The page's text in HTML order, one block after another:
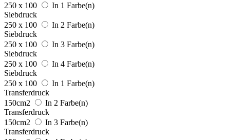
250 x 100
In 1 Farbe(n)
Siebdruck
250 x 100
In 2 Farbe(n)
Siebdruck
250 x 100
In 3 Farbe(n)
Siebdruck
250 x 100
In 4 Farbe(n)
Siebdruck
250 x 100
In 1 Farbe(n)
Transferdruck
150cm2
In 2 Farbe(n)
Transferdruck
150cm2
In 3 Farbe(n)
Transferdruck